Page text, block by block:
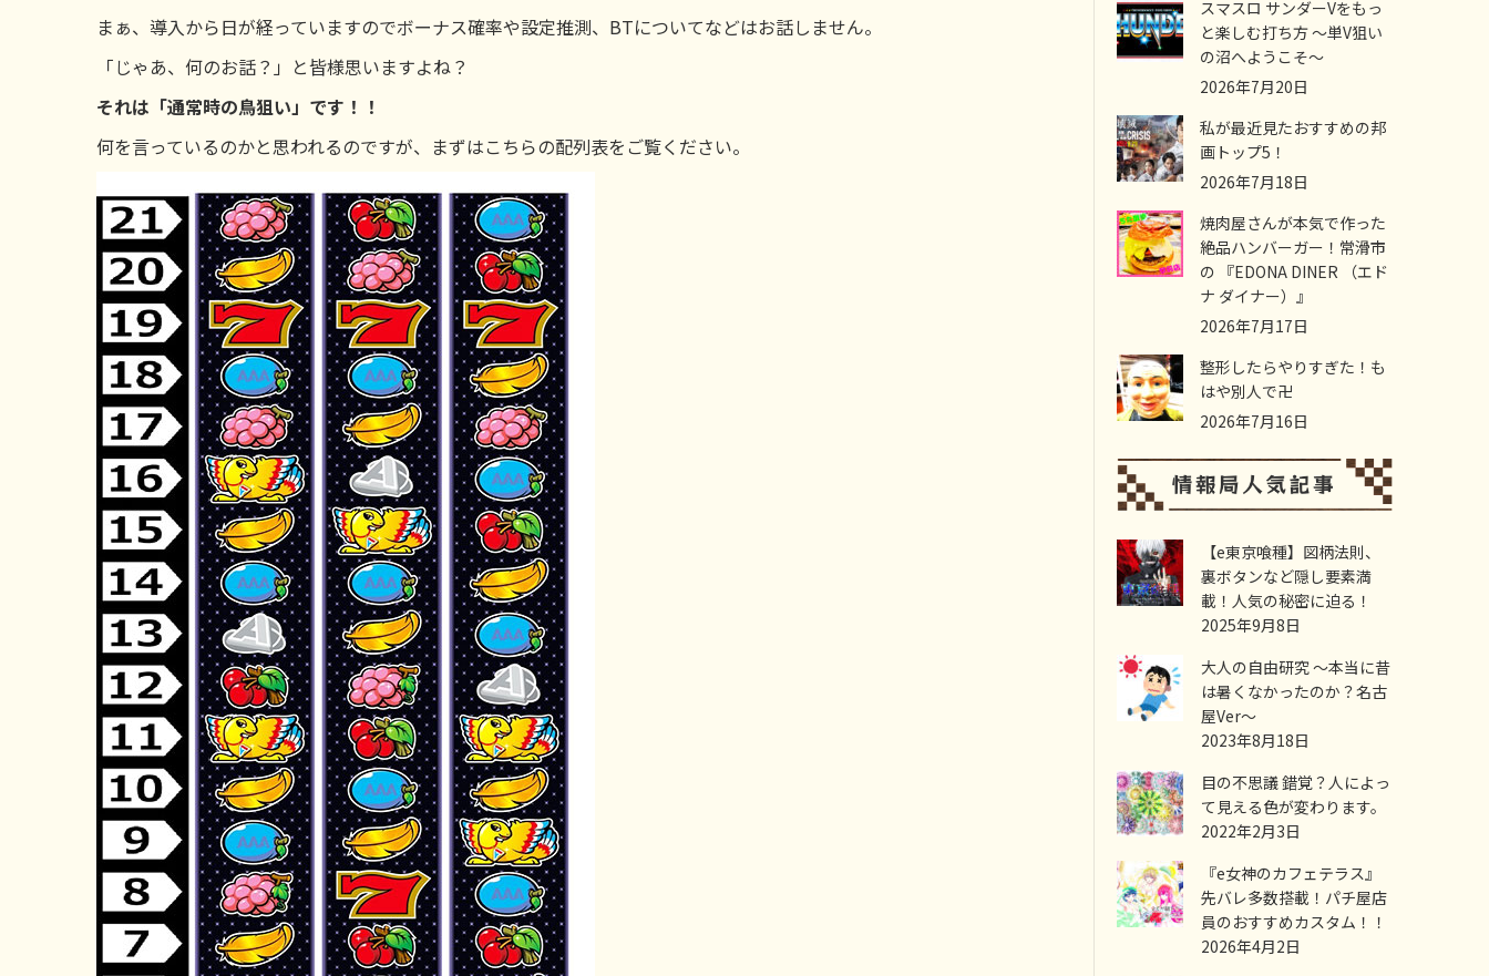
まぁ、導入から日が経っていますのでボーナス確率や設定推測、BTについてなどはお話しません。
「じゃあ、何のお話？」と皆様思いますよね？
それは「通常時の鳥狙い」です！！
何を言っているのかと思われるのですが、まずはこちらの配列表をご覧ください。
スマスロ サンダーVをもっ
と楽しむ打ち方 ～単V狙い
の沼へようこそ～
2026年7月20日
私が最近見たおすすめの邦
画トップ5！
2026年7月18日
焼肉屋さんが本気で作った
絶品ハンバーガー！常滑市
の 『EDONA DINER （エド
ナ ダイナー）』
2026年7月17日
整形したらやりすぎた！も
はや別人で卍
2026年7月16日
【e東京喰種】図柄法則、
裏ボタンなど隠し要素満
載！人気の秘密に迫る！
2025年9月8日
大人の自由研究 ～本当に昔
は暑くなかったのか？名古
屋Ver～
2023年8月18日
目の不思議 錯覚？人によっ
て見える色が変わります。
2022年2月3日
『e女神のカフェテラス』
先バレ多数搭載！パチ屋店
員のおすすめカスタム！！
2026年4月2日